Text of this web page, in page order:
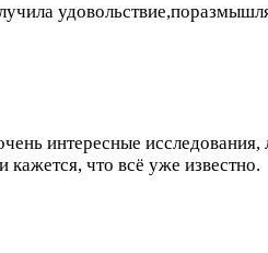
интересные
кажется, что всё уже известно.